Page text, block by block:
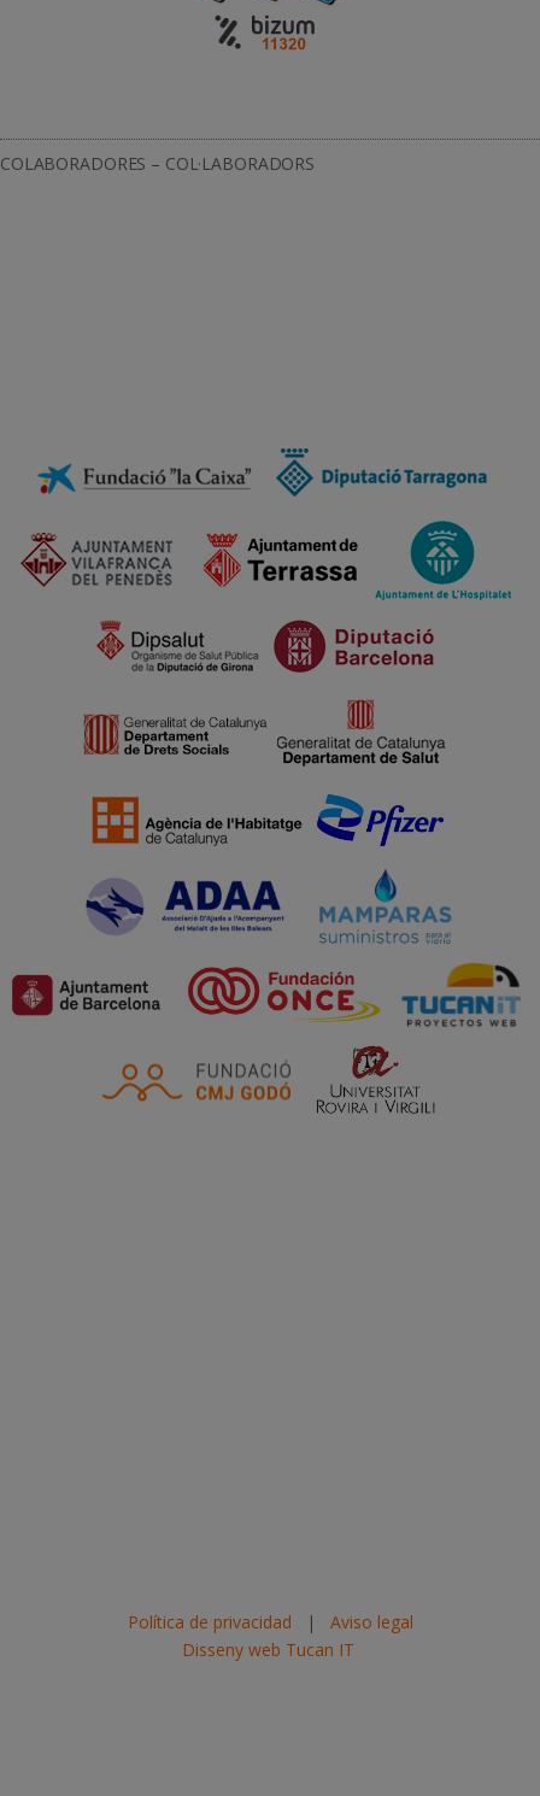
COLABORADORES – COL·LABORADORS
Política de privacidad | Aviso legal
Disseny web Tucan IT